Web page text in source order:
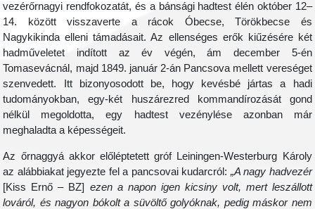
vezérőrnagyi rendfokozatát, és a bánsági hadtest élén október 12–
14. között visszaverte a rácok Óbecse, Törökbecse és
Nagykikinda elleni támadásait. Az ellenséges erők kiűzésére két
hadműveletet indított az év végén, ám december 5-én
Tomasevácnál, majd 1849. január 2-án Pancsova mellett vereséget
szenvedett. Itt bizonyosodott be, hogy kevésbé jártas a hadi
tudományokban, egy-két huszárezred kommandírozását gond
nélkül megoldotta, egy hadtest vezénylése azonban már
meghaladta a képességeit.
Az őrnaggyá akkor előléptetett gróf Leiningen-Westerburg Károly
az alábbiakat jegyezte fel a pancsovai kudarcról: „A nagy hadvezér
[Kiss Ernő – BZ] ezen a napon igen kicsiny volt, mert leszállott
lováról, és nagyon bókolt a süvöltő golyóknak, pedig máskor nem